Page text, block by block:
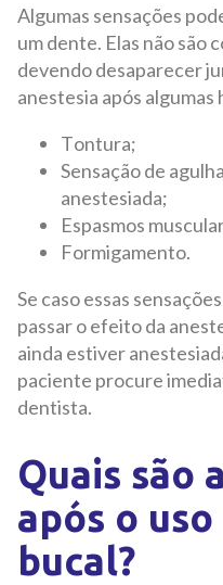
Algumas sensações
um dente. Elas não são
devendo desaparecer
anestesia após algumas
Tontura;
Sensação de
anestesiada;
Espasmos
Formigamento.
Se caso essas
passar o efeito da
ainda estiver
paciente procure
dentista.
Quais são
após o
bucal?